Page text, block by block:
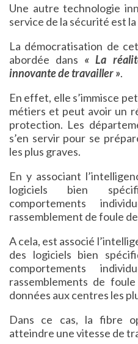
Une autre technologie
service de la sécurité est
La démocratisation de
abordée dans « La
innovante de travailler ».
En effet, elle s’immisce
métiers et peut avoir un
protection. Les
s’en servir pour se
les plus graves.
En y associant
logiciels bien
comportements
rassemblement de foule
A cela, est associé
des logiciels bien
comportements
rassemblements de
données aux centres les
Dans ce cas, la fibre
atteindre une vitesse de